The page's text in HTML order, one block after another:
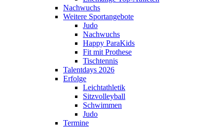
Nachwuchs
Weitere Sportangebote
Judo
Nachwuchs
Happy ParaKids
Fit mit Prothese
Tischtennis
Talentdays 2026
Erfolge
Leichtathletik
Sitzvolleyball
Schwimmen
Judo
Termine